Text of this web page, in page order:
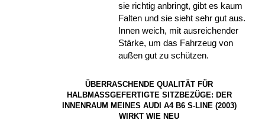
sie richtig anbringt, gibt es kaum
Falten und sie sieht sehr gut aus.
Innen weich, mit ausreichender
Stärke, um das Fahrzeug von
außen gut zu schützen.
ÜBERRASCHENDE QUALITÄT FÜR
HALBMASSGEFERTIGTE SITZBEZÜGE: DER I
NNENRAUM MEINES AUDI A4 B6 S-LINE (2003) W
IRKT WIE NEU